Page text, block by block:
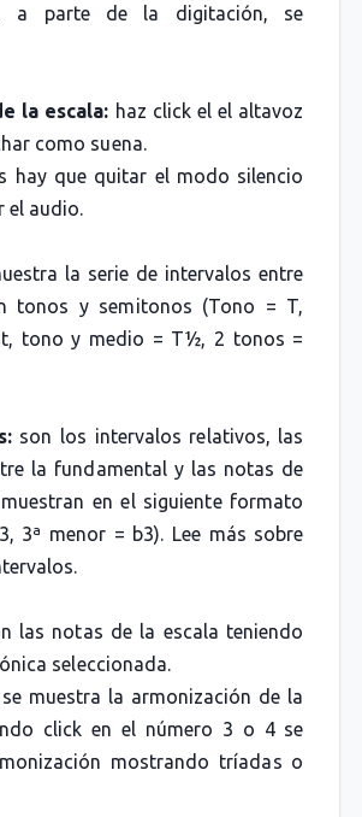
a parte de la digitación, se
la escala: haz click el el altavoz
como suena.
hay que quitar el modo silencio
el audio.
la serie de intervalos entre
tonos y semitonos (Tono = T,
tono y medio = T½, 2 tonos =
son los intervalos relativos, las
la fundamental y las notas de
en el siguiente formato
3ª menor = b3). Lee más sobre
las notas de la escala teniendo
seleccionada.
muestra la armonización de la
click en el número 3 o 4 se
mostrando tríadas o